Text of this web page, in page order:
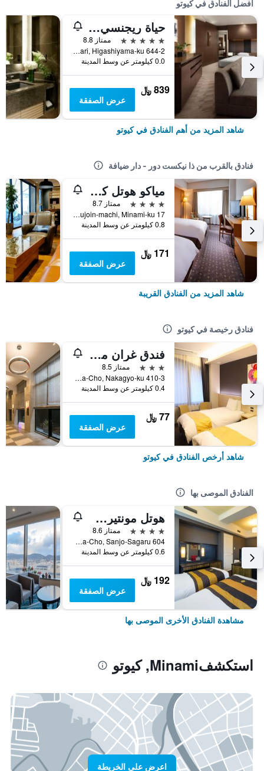
أفضل الفنادق في كيوتو
حياة ريجنسي كيوتو
5 نجوم
ممتاز 8.8
644-2 Sanjusangendo-Mawari, Higashiyama-ku, كيوتو, اليابان
0.0 كيلومتر عن وسط المدينة
839 ﷼
عرض الصفقة
شاهد المزيد من أهم الفنادق في كيوتو
فنادق بالقرب من ذا نيكست دور - دار ضيافة
مياكو هوتل كيوتو هاتشيجو
4 نجوم
ممتاز 8.7
17 Nishi Kujoin-machi, Minami-ku, كيوتو, اليابان
0.8 كيلومتر عن وسط المدينة
171 ﷼
عرض الصفقة
شاهد المزيد من الفنادق القريبة
فنادق رخيصة في كيوتو
فندق غران ميس كيوتو
3 نجوم
ممتاز 8.5
410-3 Shimomaruya-Cho, Nakagyo-ku, كيوتو, اليابان
0.4 كيلومتر عن وسط المدينة
77 ﷼
عرض الصفقة
شاهد أرخص الفنادق في كيوتو
الفنادق الموصى بها
هوتل مونتيري كيوتو
4 نجوم
ممتاز 8.6
604 Manjuya-Cho, Sanjo-Sagaru, كيوتو, اليابان
0.6 كيلومتر عن وسط المدينة
192 ﷼
عرض الصفقة
مشاهدة الفنادق الأخرى الموصى بها
استكشفMinami, كيوتو
اعرض على الخريطة